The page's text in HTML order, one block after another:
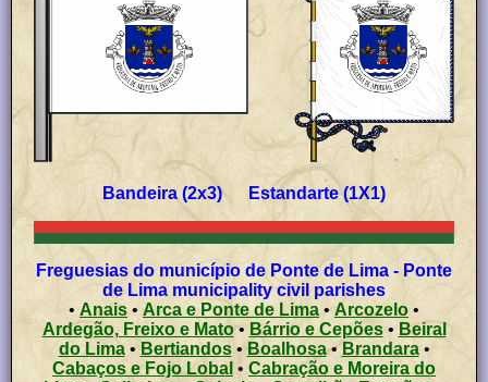
Bandeira (2x3) Estandarte (1X1)
Freguesias do município de Ponte de Lima - Ponte
de Lima municipality civil parishes
• Anais • Arca e Ponte de Lima •Arcozelo •
Ardegão, Freixo e Mato• Bárrio e Cepões• Beiral
do Lima•Bertiandos•Boalhosa•Brandara•
Cabaços e Fojo Lobal • Cabração e Moreira do